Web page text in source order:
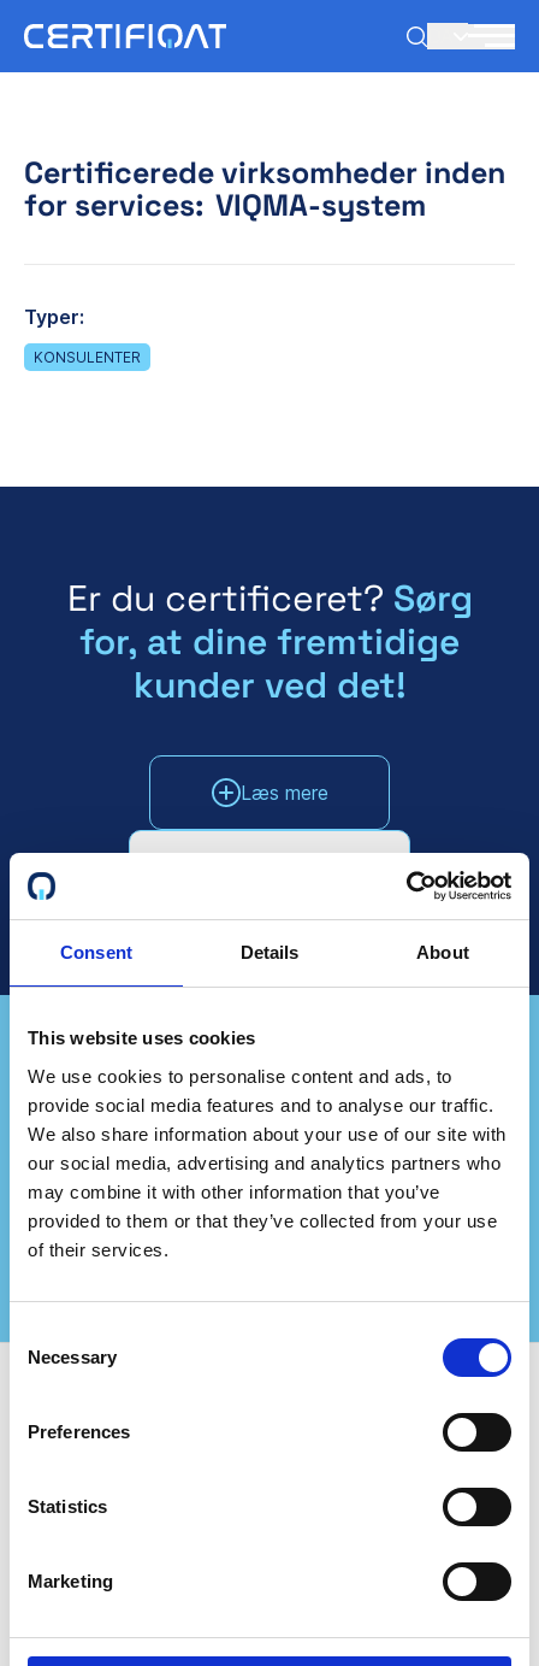
Consent Details About
This website uses cookies
We use cookies to personalise content and ads, to
provide social media features and to analyse our traffic.
We also share information about your use of our site with
our social media, advertising and analytics partners who
may combine it with other information that you’ve
provided to them or that they’ve collected from your use
of their services.
Selection
Necessary
Preferences
Statistics
Marketing
Certificerede virksomheder inden
for services: VIQMA-system
Typer:
KONSULENTER
Er du certificeret? Sørg
for, at dine fremtidige
kunder ved det!
Læs mere
Repræsenterer du et
konsulentfirma?
Indgå partnerskab med os og skab endnu større
værdi for dine certificerede kunder!
Kontakt os for mere information
Certifiqat-badget